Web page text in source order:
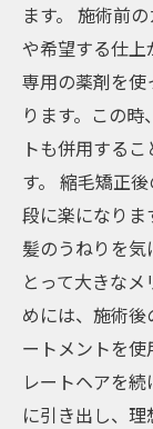
ます。 施術前
や希望する仕上
専用の薬剤を使
ります。この
トも併用する
す。 縮毛矯正
段に楽になりま
髪のうねりを
とって大きな
めには、施術
ートメントを
レートヘアを
に引き出し、理